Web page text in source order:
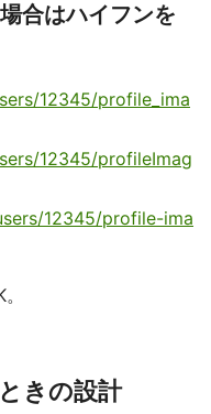
合はハイフンを
12345/profile_ima
12345/profileImag
12345/profile-ima
きの設計